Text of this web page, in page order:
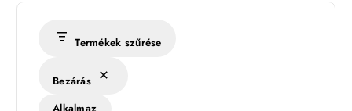
Termékek szűrése
Bezárás